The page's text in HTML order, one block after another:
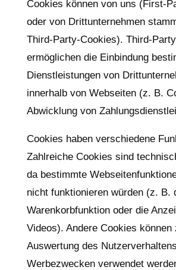
Cookies können von uns (First-
oder von Drittunternehmen
Third-Party-Cookies). Third-
ermöglichen die Einbindung
Dienstleistungen von
innerhalb von Webseiten (z. B.
Abwicklung von
Cookies haben verschiedene
Zahlreiche Cookies sind
da bestimmte
nicht funktionieren würden (z. B.
Warenkorbfunktion oder die
Videos). Andere Cookies können
Auswertung des
Werbezwecken verwendet